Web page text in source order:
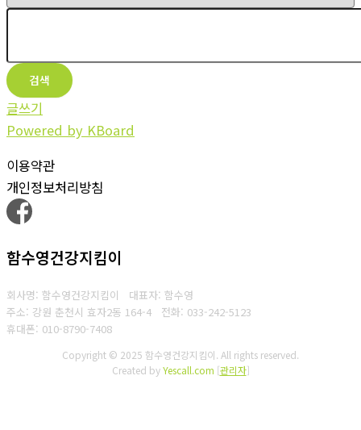
검색
글쓰기
Powered by KBoard
이용약관
개인정보처리방침
함수영건강지킴이
회사명: 함수영건강지킴이 대표자: 함수영
주소: 강원 춘천시 효자2동 164-4 전화: 033-242-5123
휴대폰: 010-8790-7408
Copyright © 2025 함수영건강지킴이. All rights reserved.
Created byYescall.com [관리자]